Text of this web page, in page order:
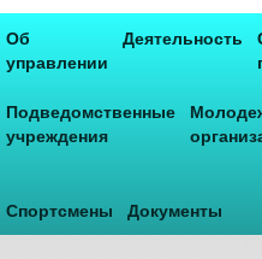
Об
управлении
Деятельность
Подведомственные
учреждения
Спортсмены Документы